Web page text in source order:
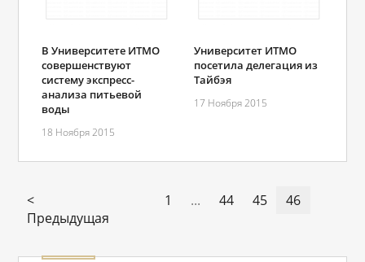
В Университете ИТМО
совершенствуют
систему экспресс-
анализа питьевой
воды
18 Ноября 2015
Университет ИТМО
посетила делегация из
Тайбэя
17 Ноября 2015
<
Предыдущая
1 ... 44 45 46